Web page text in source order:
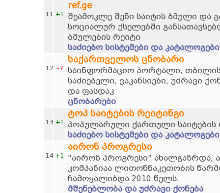
11 +1
ref.ge
შეამოკლე შენი საიტის ბმული და
სოციალურ ქსელებში
ბმულების რეიტი
საძიებო სისტემები და კატალოგები
12 -7
საქართველოს ცნობარი
საინფორმაციო პორტალი,
საძიებელი, ვაკანსიები, უძრავი
და ფასდაკ
ცნობარები
13 +1
ტოპ საიტების რეიტინგი
პოპულარული ქართული საიტების
საძიებო სისტემები და კატალოგები
14 +1
აირონ პროგრესი
"აირონ პროგრესი" ახალგაზრდა,
კომპანიაა ლითონნაკეთობის
ჩამოყალიბდა 2010 წელს.
მშენებლობა და უძრავი ქონება